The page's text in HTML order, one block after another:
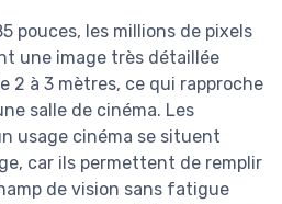
pouces, les millions de pixels
une image très détaillée
2 à 3 mètres, ce qui rapproche
salle de cinéma. Les
usage cinéma se situent
car ils permettent de remplir
de vision sans fatigue